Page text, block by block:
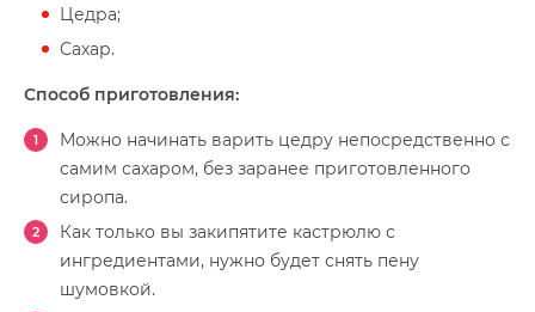
Цедра;
Сахар.
Способ приготовления:
Можно начинать варить цедру непосредственно с
самим сахаром, без заранее приготовленного
сиропа.
Как только вы закипятите кастрюлю с
ингредиентами, нужно будет снять пену
шумовкой.